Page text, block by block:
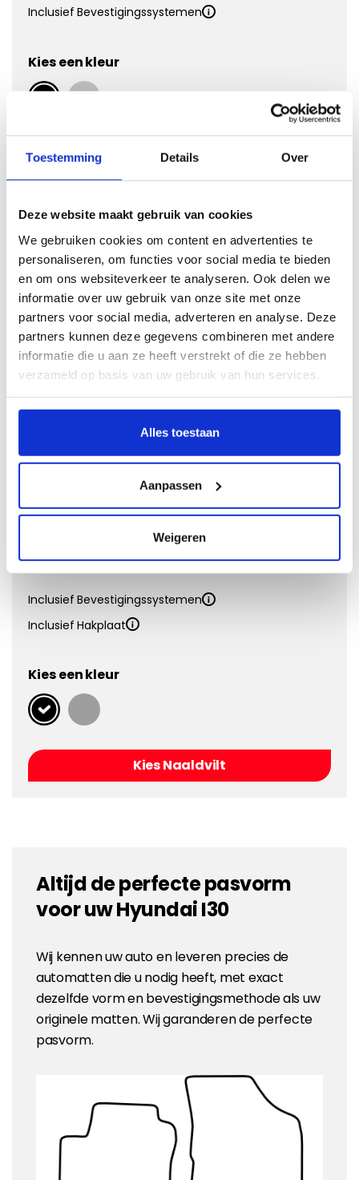
Toestemming Details Over
Deze website maakt gebruik van cookies
We gebruiken cookies om content en advertenties te
personaliseren, om functies voor social media te bieden
en om ons websiteverkeer te analyseren. Ook delen we
informatie over uw gebruik van onze site met onze
partners voor social media, adverteren en analyse. Deze
partners kunnen deze gegevens combineren met andere
informatie die u aan ze heeft verstrekt of die ze hebben
verzameld op basis van uw gebruik van hun services.
Alles toestaan
Aanpassen
Weigeren
Inclusief Bevestigingssystemen
Kies een kleur
Kies Velours Premium
Vergroten
Naaldvilt
Doeltreffend en voordelig
31,95
Materiaal
Polypropyleen
Antislip
Kwaliteit
Inclusief Bevestigingssystemen
Inclusief Hakplaat
Kies een kleur
Kies Naaldvilt
Altijd de perfecte pasvorm
voor uw Hyundai I30
Wij kennen uw auto en leveren precies de
automatten die u nodig heeft, met exact
dezelfde vorm en bevestigingsmethode als uw
originele matten. Wij garanderen de perfecte
pasvorm.